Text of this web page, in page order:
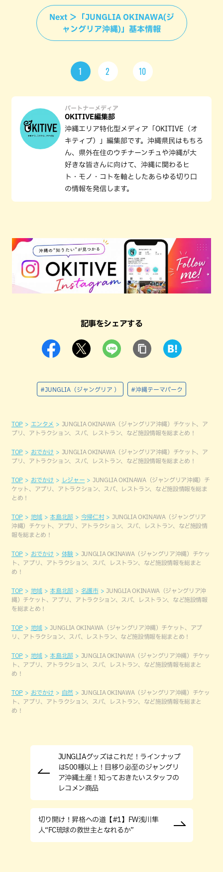
Next ＞「JUNGLIA OKINAWA(ジ
ャングリア沖縄)」基本情報
1 2 10
パートナーメディア
OKITIVE編集部
沖縄エリア特化型メディア「OKITIVE（オ
キティブ）」編集部です。沖縄県民はもちろ
ん、県外在住のウチナーンチュや沖縄が大
好きな皆さんに向けて、沖縄に関わるヒ
ト・モノ・コトを軸としたあらゆる切り口
の情報を発信します。
記事をシェアする
#JUNGLIA（ジャングリア ） #沖縄テーマパーク
TOP エンタメ
JUNGLIA OKINAWA（ジャングリア沖縄）チケット、ア
プリ、アトラクション、スパ、レストラン、など施設情報を総まとめ！
TOP おでかけ
JUNGLIA OKINAWA（ジャングリア沖縄）チケット、ア
プリ、アトラクション、スパ、レストラン、など施設情報を総まとめ！
TOP おでかけ レジャー
JUNGLIA OKINAWA（ジャングリア沖縄）チ
ケット、アプリ、アトラクション、スパ、レストラン、など施設情報を総ま
とめ！
TOP 地域 本島北部 今帰仁村
JUNGLIA OKINAWA（ジャングリア
沖縄）チケット、アプリ、アトラクション、スパ、レストラン、など施設情
報を総まとめ！
TOP おでかけ 体験
JUNGLIA OKINAWA（ジャングリア沖縄）チケッ
ト、アプリ、アトラクション、スパ、レストラン、など施設情報を総まと
め！
TOP 地域 本島北部 名護市
JUNGLIA OKINAWA（ジャングリア沖
縄）チケット、アプリ、アトラクション、スパ、レストラン、など施設情報
を総まとめ！
TOP 地域
JUNGLIA OKINAWA（ジャングリア沖縄）チケット、アプ
リ、アトラクション、スパ、レストラン、など施設情報を総まとめ！
TOP 地域 本島北部
JUNGLIA OKINAWA（ジャングリア沖縄）チケッ
ト、アプリ、アトラクション、スパ、レストラン、など施設情報を総まと
め！
TOP おでかけ 自然
JUNGLIA OKINAWA（ジャングリア沖縄）チケッ
ト、アプリ、アトラクション、スパ、レストラン、など施設情報を総まと
め！
JUNGLIAグッズはこれだ！ラインナップ
は500種以上！目移り必至のジャングリ
ア沖縄土産！知っておきたいスタッフの
レコメン商品
切り開け！昇格への道【#1】FW浅川隼
人“FC琉球の救世主となれるか”